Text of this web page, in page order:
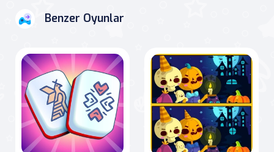
Benzer Oyunlar